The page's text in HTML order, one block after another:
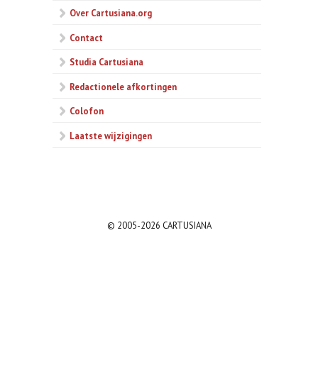
Over Cartusiana.org
Contact
Studia Cartusiana
Redactionele afkortingen
Colofon
Laatste wijzigingen
© 2005-2026 CARTUSIANA